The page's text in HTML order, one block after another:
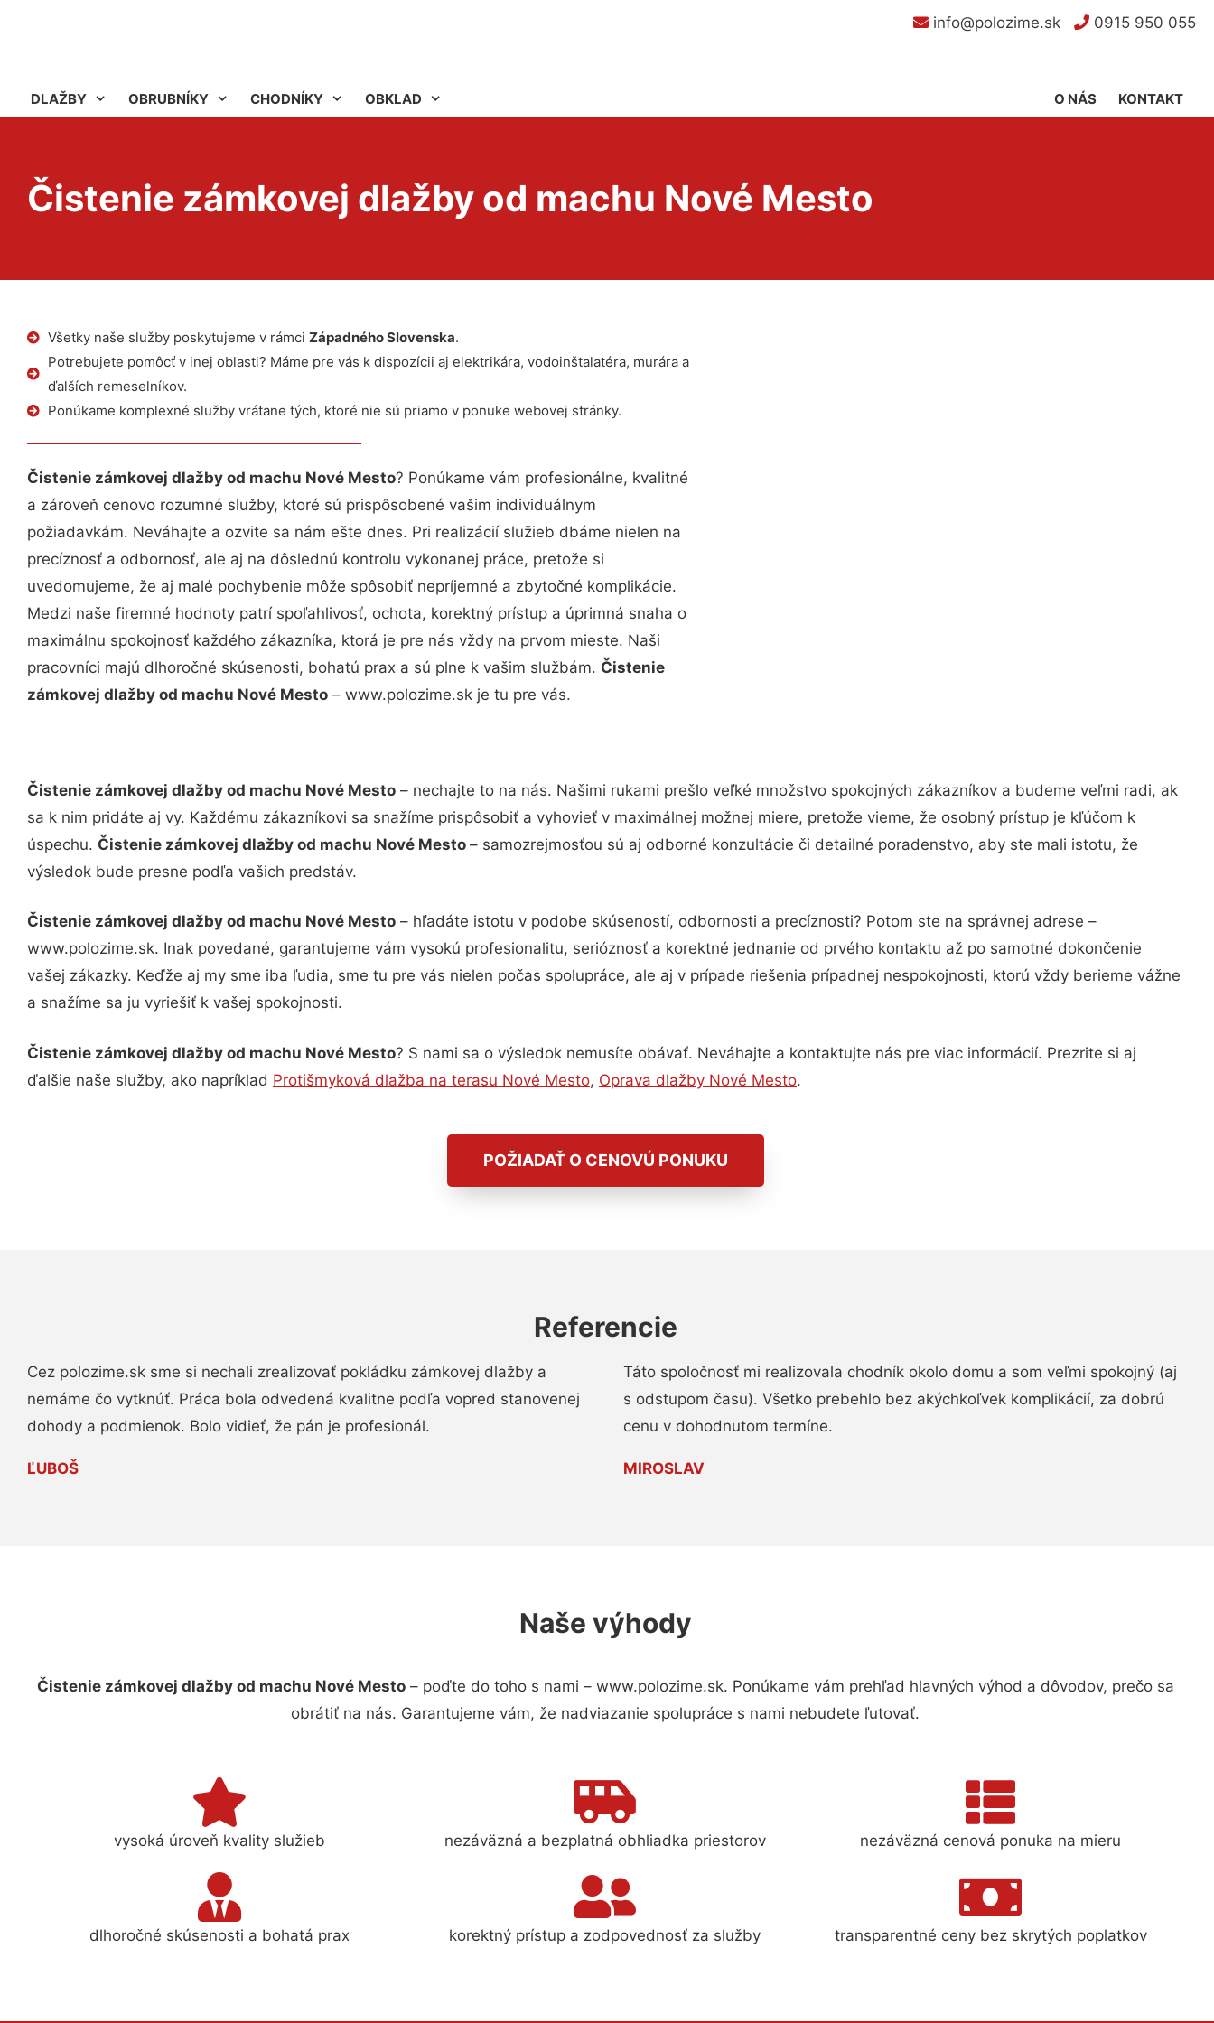
info@polozime.sk 0915 950 055
DLAŽBY OBRUBNÍKY CHODNÍKY OBKLAD KONTAKT
O NÁS
Čistenie zámkovej dlažby od machu Nové Mesto
Všetky naše služby poskytujeme v rámci Západného Slovenska.
Potrebujete pomôcť v inej oblasti? Máme pre vás k dispozícii aj elektrikára, vodoinštalatéra, murára a
ďalších remeselníkov.
Ponúkame komplexné služby vrátane tých, ktoré nie sú priamo v ponuke webovej stránky.
Čistenie zámkovej dlažby od machu Nové Mesto? Ponúkame vám profesionálne, kvalitné
a zároveň cenovo rozumné služby, ktoré sú prispôsobené vašim individuálnym
požiadavkám. Neváhajte a ozvite sa nám ešte dnes. Pri realizácií služieb dbáme nielen na
precíznosť a odbornosť, ale aj na dôslednú kontrolu vykonanej práce, pretože si
uvedomujeme, že aj malé pochybenie môže spôsobiť nepríjemné a zbytočné komplikácie.
Medzi naše firemné hodnoty patrí spoľahlivosť, ochota, korektný prístup a úprimná snaha o
maximálnu spokojnosť každého zákazníka, ktorá je pre nás vždy na prvom mieste. Naši
pracovníci majú dlhoročné skúsenosti, bohatú prax a sú plne k vašim službám. Čistenie
zámkovej dlažby od machu Nové Mesto – www.polozime.sk je tu pre vás.
Čistenie zámkovej dlažby od machu Nové Mesto – nechajte to na nás. Našimi rukami prešlo veľké množstvo spokojných zákazníkov a budeme veľmi radi, ak
sa k nim pridáte aj vy. Každému zákazníkovi sa snažíme prispôsobiť a vyhovieť v maximálnej možnej miere, pretože vieme, že osobný prístup je kľúčom k
úspechu. Čistenie zámkovej dlažby od machu Nové Mesto – samozrejmosťou sú aj odborné konzultácie či detailné poradenstvo, aby ste mali istotu, že
výsledok bude presne podľa vašich predstáv.
Čistenie zámkovej dlažby od machu Nové Mesto – hľadáte istotu v podobe skúseností, odbornosti a precíznosti? Potom ste na správnej adrese –
www.polozime.sk. Inak povedané, garantujeme vám vysokú profesionalitu, serióznosť a korektné jednanie od prvého kontaktu až po samotné dokončenie
vašej zákazky. Keďže aj my sme iba ľudia, sme tu pre vás nielen počas spolupráce, ale aj v prípade riešenia prípadnej nespokojnosti, ktorú vždy berieme vážne
a snažíme sa ju vyriešiť k vašej spokojnosti.
Čistenie zámkovej dlažby od machu Nové Mesto? S nami sa o výsledok nemusíte obávať. Neváhajte a kontaktujte nás pre viac informácií. Prezrite si aj
ďalšie naše služby, ako napríklad Protišmyková dlažba na terasu Nové Mesto, Oprava dlažby Nové Mesto.
POŽIADAŤ O CENOVÚ PONUKU
Referencie
Cez polozime.sk sme si nechali zrealizovať pokládku zámkovej dlažby a
nemáme čo vytknúť. Práca bola odvedená kvalitne podľa vopred stanovenej
dohody a podmienok. Bolo vidieť, že pán je profesionál.
ĽUBOŠ
Táto spoločnosť mi realizovala chodník okolo domu a som veľmi spokojný (aj
s odstupom času). Všetko prebehlo bez akýchkoľvek komplikácií, za dobrú
cenu v dohodnutom termíne.
MIROSLAV
Naše výhody
Čistenie zámkovej dlažby od machu Nové Mesto– poďte do toho s nami – www.polozime.sk. Ponúkame vám prehľad hlavných výhod a dôvodov, prečo sa
obrátiť na nás. Garantujeme vám, že nadviazanie spolupráce s nami nebudete ľutovať.
vysoká úroveň kvality služieb nezáväzná a bezplatná obhliadka priestorov nezáväzná cenová ponuka na mieru
dlhoročné skúsenosti a bohatá prax korektný prístup a zodpovednosť za služby transparentné ceny bez skrytých poplatkov